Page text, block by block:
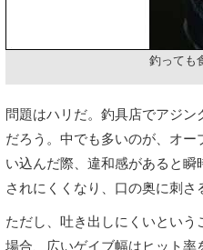
釣っても
問題はハリだ。釣具店でアジン
だろう。中でも多いのが、オ
い込んだ際、違和感があると
されにくくなり、口の奥に刺さ
ただし、吐き出しにくいとい
場合、広いゲイブ幅はヒット